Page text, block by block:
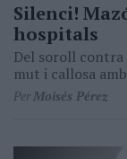
Silenci!
hospitals
Del soroll contra
mut i callosa
PerMoisés Pérez